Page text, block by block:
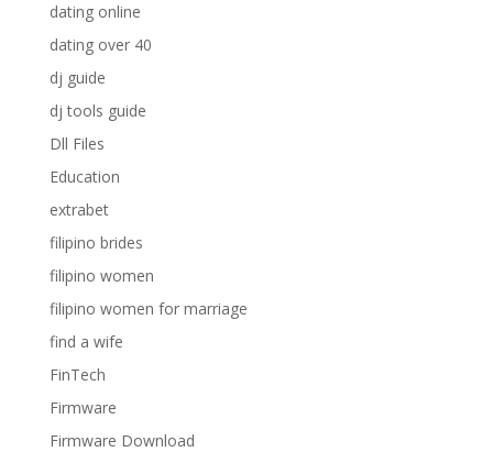
dating online
dating over 40
dj guide
dj tools guide
Dll Files
Education
extrabet
filipino brides
filipino women
filipino women for marriage
find a wife
FinTech
Firmware
Firmware Download